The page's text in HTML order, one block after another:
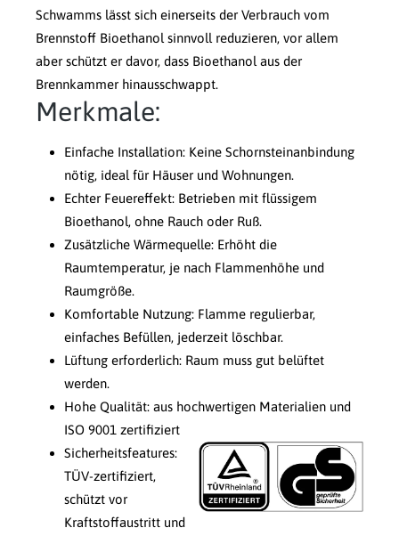
Schwamms lässt sich einerseits der Verbrauch vom
Brennstoff Bioethanol sinnvoll reduzieren, vor allem
aber schützt er davor, dass Bioethanol aus der
Brennkammer hinausschwappt.
Merkmale:
Einfache Installation: Keine Schornsteinanbindung
nötig, ideal für Häuser und Wohnungen.
Echter Feuereffekt: Betrieben mit flüssigem
Bioethanol, ohne Rauch oder Ruß.
Zusätzliche Wärmequelle: Erhöht die
Raumtemperatur, je nach Flammenhöhe und
Raumgröße.
Komfortable Nutzung: Flamme regulierbar,
einfaches Befüllen, jederzeit löschbar.
Lüftung erforderlich: Raum muss gut belüftet
werden.
Hohe Qualität: aus hochwertigen Materialien und
ISO 9001 zertifiziert
Sicherheitsfeatures:
TÜV-zertifiziert,
schützt vor
Kraftstoffaustritt und